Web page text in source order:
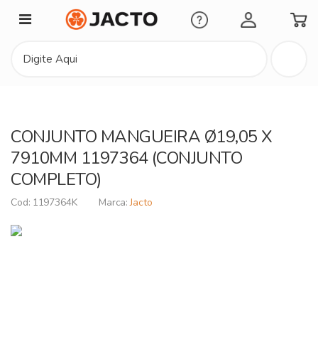
Minha Conta
CONJUNTO MANGUEIRA Ø19,05 X
7910MM 1197364 (CONJUNTO
COMPLETO)
1197364K Jacto